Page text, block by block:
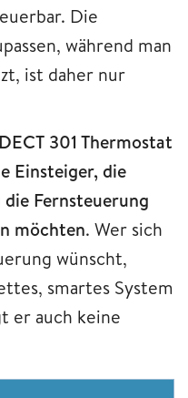
Die
während man
ist daher nur
301 Thermostat
Einsteiger, die
Fernsteuerung
möchten. Wer sich
wünscht,
smartes System
er auch keine